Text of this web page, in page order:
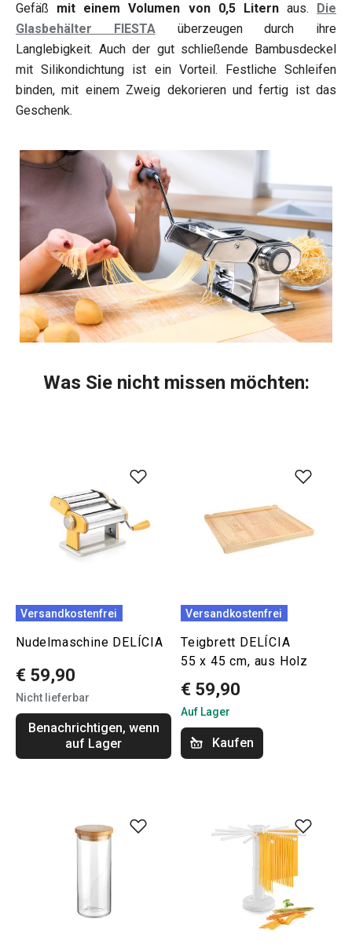
Gefäß mit einem Volumen von 0,5 Liternaus. Die
Glasbehälter FIESTAüberzeugen durch ihre
Langlebigkeit. Auch der gut schließende Bambusdeckel
mit Silikondichtung ist ein Vorteil. Festliche Schleifen
binden, mit einem Zweig dekorieren und fertig ist das
Geschenk.
Was Sie nicht missen möchten:
Versandkostenfrei
Nudelmaschine DELÍCIA
€ 59,90
Nicht lieferbar
Benachrichtigen, wenn
auf Lager
Versandkostenfrei
Teigbrett DELÍCIA
55 x 45 cm, aus Holz
€ 59,90
Auf Lager
Kaufen